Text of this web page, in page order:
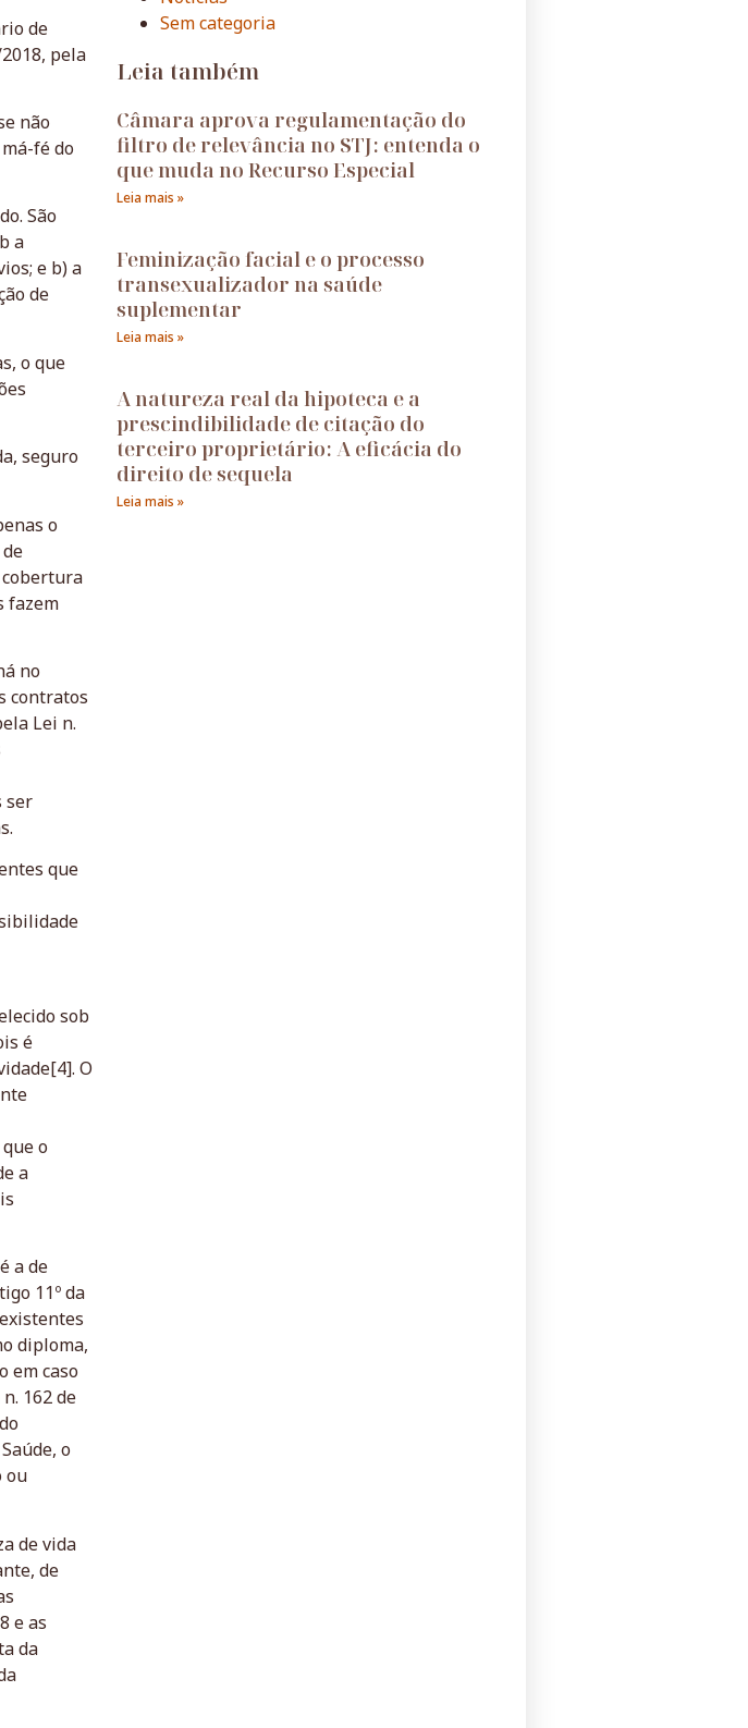
de
pela
não
fé do
São
a
e b) a
de
o que
seguro
o
cobertura
fazem
no
contratos
Lei n.
ser
que
sob
é
O
o
a
a de
11º da
diploma,
em caso
162 de
o
ou
de vida
de
e as
da
Sem categoria
Leia também
Câmara aprova regulamentação do
filtro de relevância no STJ: entenda o
que muda no Recurso Especial
Leia mais »
Feminização facial e o processo
transexualizador na saúde
suplementar
Leia mais »
A natureza real da hipoteca e a
prescindibilidade de citação do
terceiro proprietário: A eficácia do
direito de sequela
Leia mais »